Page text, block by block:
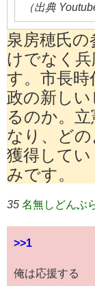
（出典
泉房穂氏の
けでなく
す。市長時
政の新し
るのか。
なり、ど
獲得してい
みです。
35 名無しどんぶ
>>1
俺は応援する